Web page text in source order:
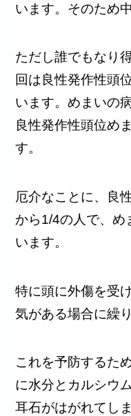
います。そのため
ただし誰でもなり
回は良性発作性頭
います。めまいの
良性発作性頭位め
す。
厄介なことに、良
から1/4の人で、め
います。
特に頭に外傷を受
気がある場合に繰
これを予防するた
に水分とカルシウ
耳石がはがれてし